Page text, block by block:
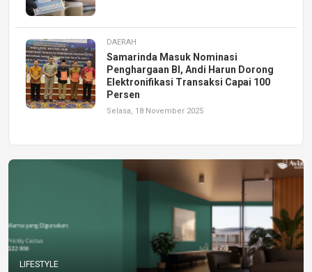
DAERAH
Samarinda Masuk Nominasi
Penghargaan BI, Andi Harun Dorong
Elektronifikasi Transaksi Capai 100
Persen
Selasa, 18 November 2025
LIFESTYLE